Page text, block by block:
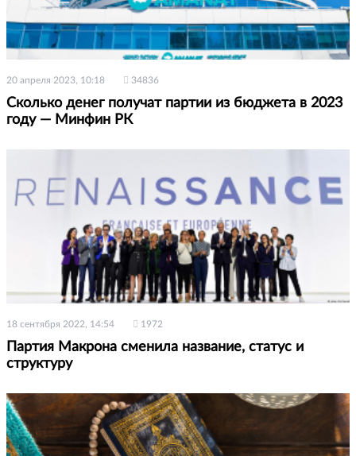
20 апреля 2023, 10:18 34836
Сколько денег получат партии из бюджета в 2023
году — Минфин РК
18 сентября 2022, 14:54 1972
Партия Макрона сменила название, статус и
структуру